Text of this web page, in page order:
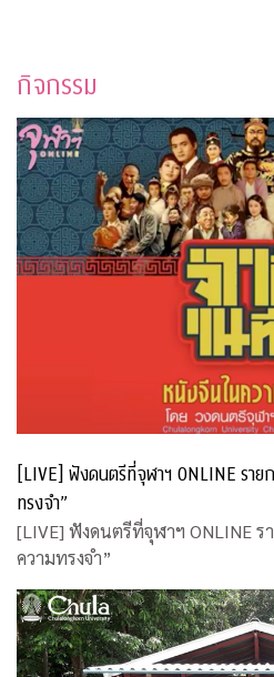
กิจกรรม
[LIVE] ฟังดนตรีที่จุฬาฯ ONLINE ราย
ทรงจำ”
[LIVE] ฟังดนตรีที่จุฬาฯ ONLINE ร
ความทรงจำ”